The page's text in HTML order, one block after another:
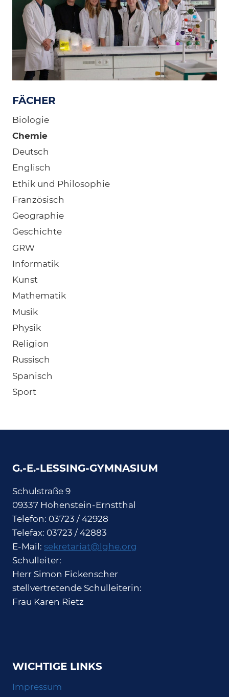
FÄCHER
Biologie
Chemie
Deutsch
Englisch
Ethik und Philosophie
Französisch
Geographie
Geschichte
GRW
Informatik
Kunst
Mathematik
Musik
Physik
Religion
Russisch
Spanisch
Sport
G.-E.-LESSING-GYMNASIUM
Schulstraße 9
09337 Hohenstein-Ernstthal
Telefon: 03723 / 42928
Telefax: 03723 / 42883
E-Mail: sekretariat@lghe.org
Schulleiter:
Herr Simon Fickenscher
stellvertretende Schulleiterin:
Frau Karen Rietz
WICHTIGE LINKS
Impressum